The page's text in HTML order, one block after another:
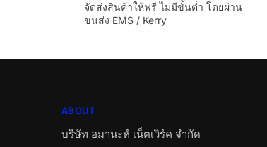
จัดส่งสินค้าให้ฟรี ไม่มีขั้นต่ำ โดยผ่าน
ขนส่ง EMS / Kerry
ABOUT
บริษัท อมานะห์ เน็ตเวิร์ค จำกัด